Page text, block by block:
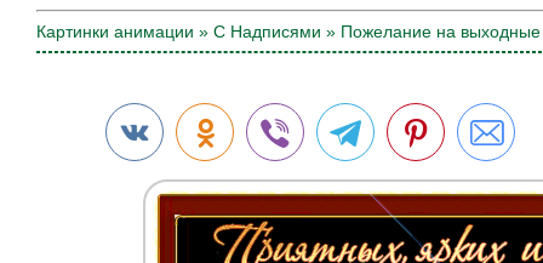
Картинки анимации » С Надписями » Пожелание на выходные